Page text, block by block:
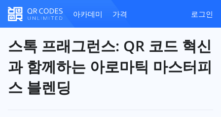
아카데미 가격 로그인
스톡 프래그런스: QR 코드 혁신
과 함께하는 아로마틱 마스터피
스 블렌딩